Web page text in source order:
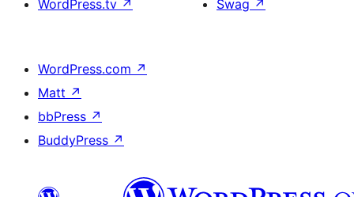
WordPress.tv ↗
Swag ↗
WordPress.com ↗
Matt ↗
bbPress ↗
BuddyPress ↗